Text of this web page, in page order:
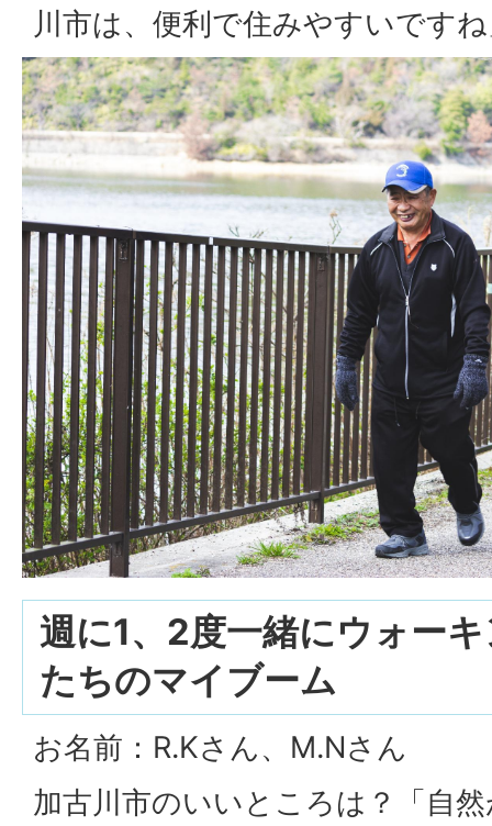
川市は、便利で住みやすいです
週に1、2度一緒にウォー
たちのマイブーム
お名前：R.Kさん、M.Nさん
加古川市のいいところは？「自